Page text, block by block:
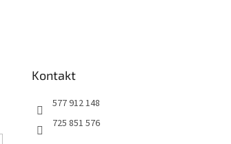
Kontakt
577 912 148
725 851 576